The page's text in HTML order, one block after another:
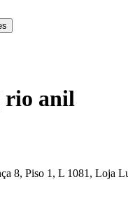
rio anil
8, Piso 1, L 1081, Loja